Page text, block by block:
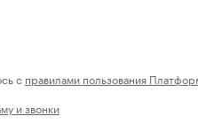
с правилами пользования
и звонки